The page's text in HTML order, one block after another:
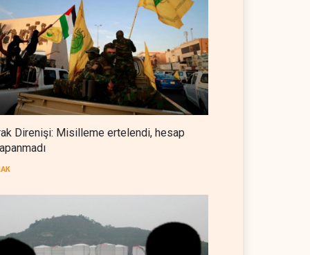
Suudi Arabistan, Türkiye ve
Pakistan ortak savunma
anlaşması imzaladı
ARAP DÜNYASI 07 Ağustos 2026
ABD, Suudi Arabistan'dan
petrol ithalatını 40 yıl sonra ilk
kez durdurdu
BATI YARIM KÜRE 07 Ağustos 2026
teslim etti
Direnişi: Misilleme ertelendi, hesap